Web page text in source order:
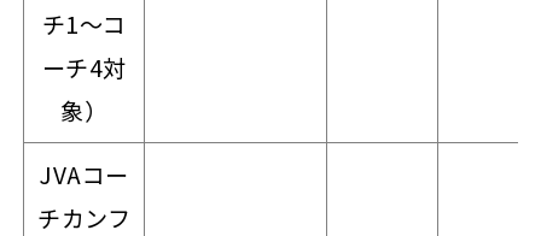
チ1～コ
ーチ4対
象）
JVAコー
チカンフ